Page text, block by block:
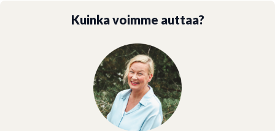
Kuinka voimme auttaa?